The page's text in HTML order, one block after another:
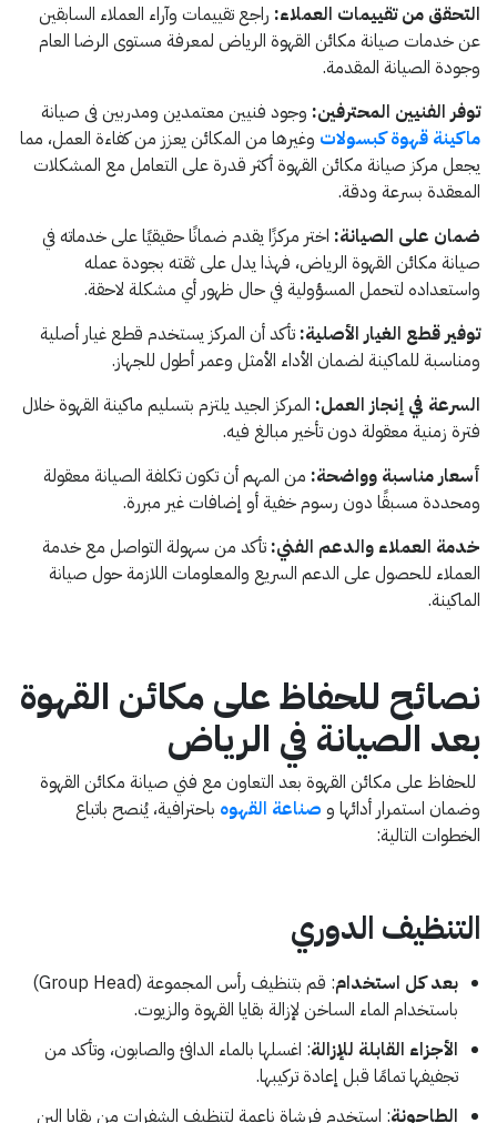
التحقق من تقييمات العملاء: راجع تقييمات وآراء العملاء السابقين
عن خدمات صيانة مكائن القهوة الرياض لمعرفة مستوى الرضا العام
وجودة الصيانة المقدمة.
توفر الفنيين المحترفين: وجود فنيين معتمدين ومدربين فى صيانة
ماكينة قهوة كبسولات وغيرها من المكائن يعزز من كفاءة العمل، مما
يجعل مركز صيانة مكائن القهوة أكثر قدرة على التعامل مع المشكلات
المعقدة بسرعة ودقة.
ضمان على الصيانة: اختر مركزًا يقدم ضمانًا حقيقيًا على خدماته في
صيانة مكائن القهوة الرياض، فهذا يدل على ثقته بجودة عمله
واستعداده لتحمل المسؤولية في حال ظهور أي مشكلة لاحقة.
توفير قطع الغيار الأصلية: تأكد أن المركز يستخدم قطع غيار أصلية
ومناسبة للماكينة لضمان الأداء الأمثل وعمر أطول للجهاز.
السرعة في إنجاز العمل: المركز الجيد يلتزم بتسليم ماكينة القهوة خلال
فترة زمنية معقولة دون تأخير مبالغ فيه.
أسعار مناسبة وواضحة: من المهم أن تكون تكلفة الصيانة معقولة
ومحددة مسبقًا دون رسوم خفية أو إضافات غير مبررة.
خدمة العملاء والدعم الفني: تأكد من سهولة التواصل مع خدمة
العملاء للحصول على الدعم السريع والمعلومات اللازمة حول صيانة
الماكينة.
نصائح للحفاظ على مكائن القهوة
بعد الصيانة في الرياض
للحفاظ على مكائن القهوة بعد التعاون مع فني صيانة مكائن القهوة
وضمان استمرار أدائها و صناعة القهوه باحترافية، يُنصح باتباع
الخطوات التالية:
التنظيف الدوري
بعد كل استخدام
: قم بتنظيف رأس المجموعة (Group Head)
باستخدام الماء الساخن لإزالة بقايا القهوة والزيوت.
الأجزاء القابلة للإزالة: اغسلها بالماء الدافئ والصابون، وتأكد من
تجفيفها تمامًا قبل إعادة تركيبها.
الطاحونة: استخدم فرشاة ناعمة لتنظيف الشفرات من بقايا البن